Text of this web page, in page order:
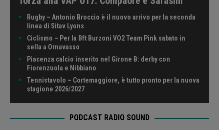
Rugby – Antonio Broccio è il nuovo arrivo per la seconda
linea di Sitav Lyons
Ciclismo – Per la Bft Burzoni VO2 Team Pink sabato in
sella a Ornavasso
Piacenza calcio inserito nel Girone B: derby con
Fiorenzuola e Nibbiano
Tennistavolo – Cortemaggiore, è tutto pronto per la nuova
stagione 2026/2027
PODCAST RADIO SOUND